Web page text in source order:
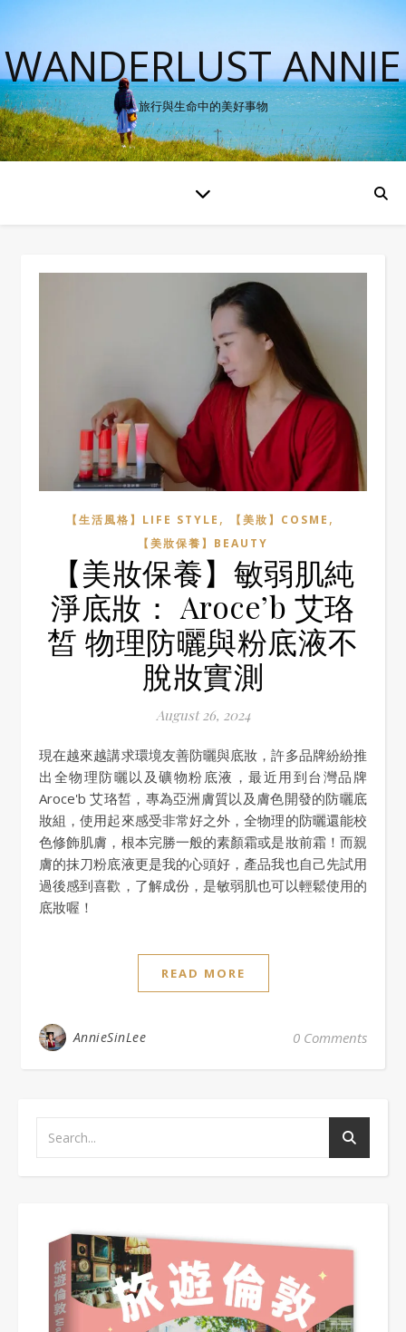
WANDERLUST ANNIE
旅行與生命中的美好事物
【生活風格】LIFE STYLE , 【美妝】COSME ,
【美妝保養】BEAUTY
【美妝保養】敏弱肌純
淨底妝： Aroce’b 艾珞
皙 物理防曬與粉底液不
脫妝實測
August 26, 2024
現在越來越講求環境友善防曬與底妝，許多品牌紛紛推
出全物理防曬以及礦物粉底液，最近用到台灣品牌
Aroce'b 艾珞皙，專為亞洲膚質以及膚色開發的防曬底
妝組，使用起來感受非常好之外，全物理的防曬還能校
色修飾肌膚，根本完勝一般的素顏霜或是妝前霜！而親
膚的抹刀粉底液更是我的心頭好，產品我也自己先試用
過後感到喜歡，了解成份，是敏弱肌也可以輕鬆使用的
底妝喔！
READ MORE
AnnieSinLee 0 Comments